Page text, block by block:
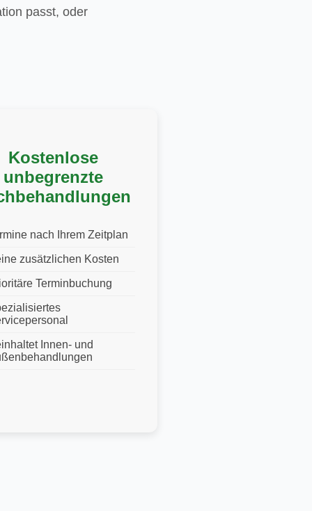
passt, oder
Kostenlose
unbegrenzte
nach Ihrem Zeitplan
zusätzlichen Kosten
Terminbuchung
Innen- und